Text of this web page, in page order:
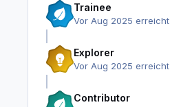
Trainee
Vor Aug 2025 erreicht
Explorer
Vor Aug 2025 erreicht
Contributor